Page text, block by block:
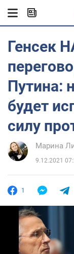
Генсек
Путина:
будет
силу
Марина
9.12.2021
1